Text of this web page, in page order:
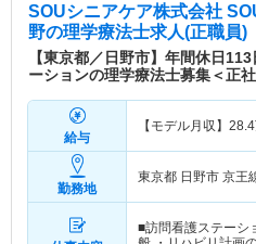
SOUシニアケア株式会社
野の理学療法士求人(正職員)
【東京都／日野市】年間休日
ーションの理学療法士募集＜正
給与
【モデル月収】 28.4
勤務地
東京都 日野市 京王
■訪問看護ステーシ